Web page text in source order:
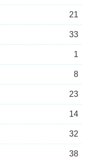
21
33
1
8
23
14
32
38